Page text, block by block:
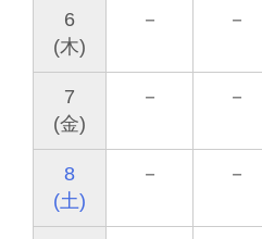
6
(木)
－ －
7
(金)
－ －
8
(土)
－ －